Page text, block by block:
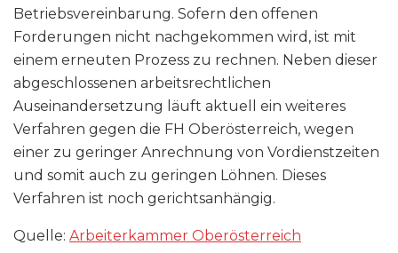
Betriebsvereinbarung. Sofern den offenen
Forderungen nicht nachgekommen wird, ist mit
einem erneuten Prozess zu rechnen. Neben dieser
abgeschlossenen arbeitsrechtlichen
Auseinandersetzung läuft aktuell ein weiteres
Verfahren gegen die FH Oberösterreich, wegen
einer zu geringer Anrechnung von Vordienst­zeiten
und somit auch zu geringen Löhnen. Dieses
Verfahren ist noch gerichtsanhängig.
Quelle: Arbeiterkammer Oberösterreich